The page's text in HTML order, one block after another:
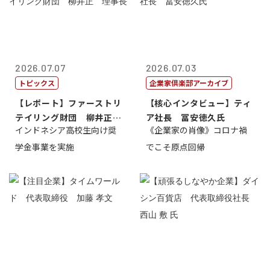
2026.07.07
トピックス
【レポート】ファーストリ
テイリング財団 柳井正
理事長
インドネシア高校生向け奨
学金事業を実施
2026.07.03
企業家倶楽部アーカイブ
【核心インタビュー】ティ
ア社長 冨安徳久氏
《企業家の肖像》コロナ禍
でこそ原点回帰